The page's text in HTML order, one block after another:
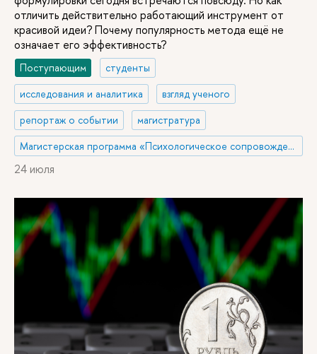
отличить действительно работающий инструмент от
красивой идеи? Почему популярность метода ещё не
означает его эффективность?
Поступающим
студенты
исследования и аналитика
взгляд ученого
репортаж о событии
магистратура
Магистерская программа «Психологическое сопровождение в сфере управления здоровьем и благополучием»
24 июля